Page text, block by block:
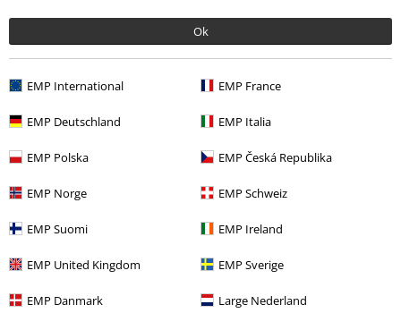
Ok
EMP International EMP France
EMP Deutschland EMP Italia
EMP Polska EMP Česká Republika
EMP Norge EMP Schweiz
EMP Suomi EMP Ireland
EMP United Kingdom EMP Sverige
EMP Danmark Large Nederland
Kläder & accessoarer Shorts